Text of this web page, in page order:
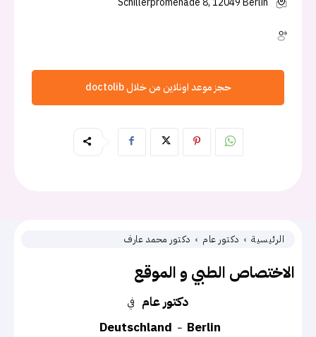
الرئيسية دكتور عام دكتور محمد عارف
الاختصاص الطبي و الموقع
في دكتور عام
Deutschland
Berlin
حجز موعد اونلاين من خلال doctolib